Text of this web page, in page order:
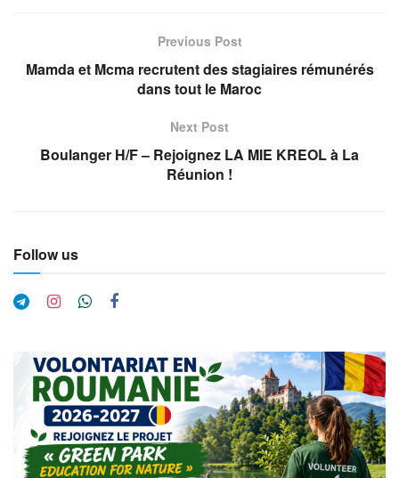
Previous Post
Mamda et Mcma recrutent des stagiaires rémunérés
dans tout le Maroc
Next Post
Boulanger H/F – Rejoignez LA MIE KREOL à La
Réunion !
Follow us